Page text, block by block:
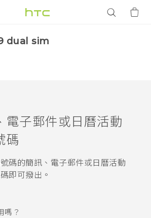
dual sim‎
電子郵件或日曆活動
碼
碼的簡訊、電子郵件或日曆活動
即可撥出。
嗎？